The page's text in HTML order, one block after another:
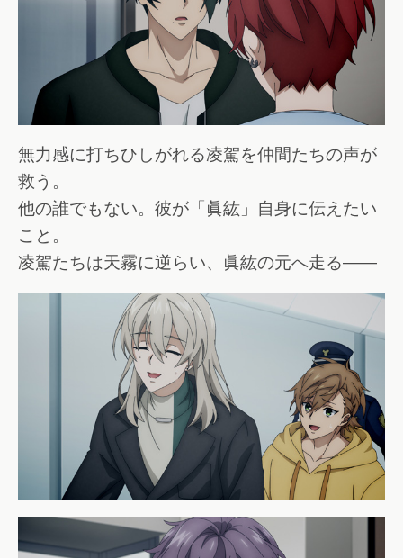
無力感に打ちひしがれる凌駕を仲間たちの声が
救う。
他の誰でもない。彼が「眞紘」自身に伝えたい
こと。
凌駕たちは天霧に逆らい、眞紘の元へ走る――